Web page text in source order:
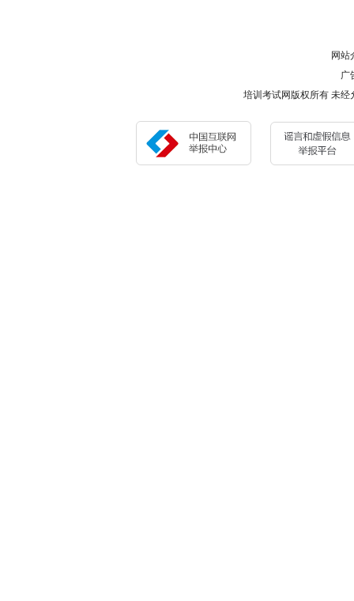
网站
广
培训考试网版权所有 未经